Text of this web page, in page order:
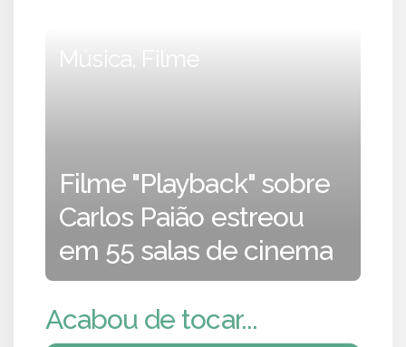
Música, Filme
Filme "Playback" sobre
Carlos Paião estreou
em 55 salas de cinema
Acabou de tocar...